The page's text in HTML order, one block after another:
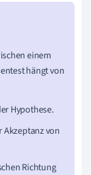
einem
hängt von
Hypothese.
Akzeptanz von
Richtung